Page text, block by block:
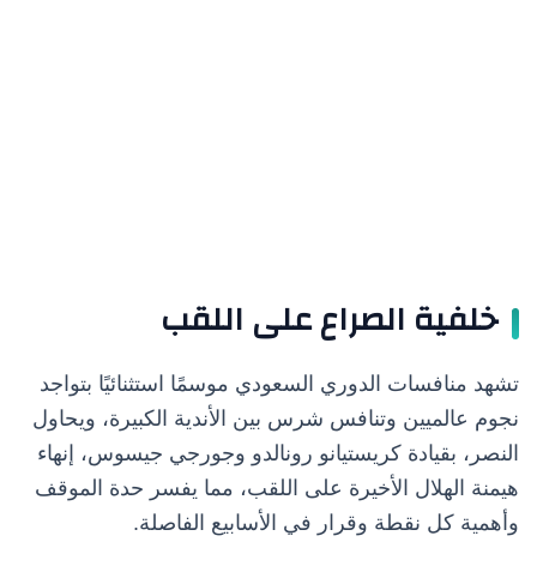
خلفية الصراع على اللقب
تشهد منافسات الدوري السعودي موسمًا استثنائيًا بتواجد
نجوم عالميين وتنافس شرس بين الأندية الكبيرة، ويحاول
النصر، بقيادة كريستيانو رونالدو وجورجي جيسوس، إنهاء
هيمنة الهلال الأخيرة على اللقب، مما يفسر حدة الموقف
وأهمية كل نقطة وقرار في الأسابيع الفاصلة.